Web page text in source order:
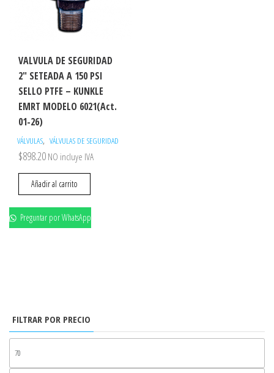
VALVULA DE SEGURIDAD
2″ SETEADA A 150 PSI
SELLO PTFE – KUNKLE
EMRT MODELO 6021(Act.
01-26)
VÁLVULAS, VÁLVULAS DE SEGURIDAD
$898.20 NO incluye IVA
Añadir al carrito
Preguntar por WhatsApp
FILTRAR POR PRECIO